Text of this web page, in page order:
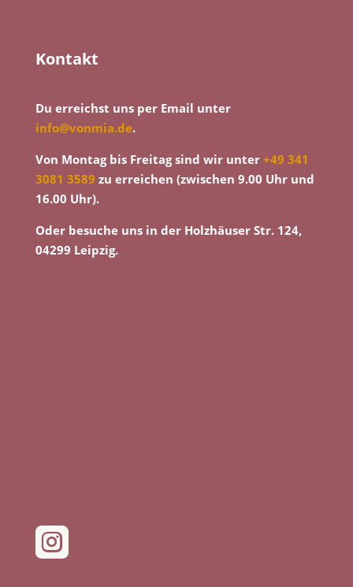
Kontakt
Du erreichst uns per Email unter
info@vonmia.de.
Von Montag bis Freitag sind wir unter +49 341
3081 3589 zu erreichen (zwischen 9.00 Uhr und
16.00 Uhr).
Oder besuche uns in der Holzhäuser Str. 124,
04299 Leipzig.
